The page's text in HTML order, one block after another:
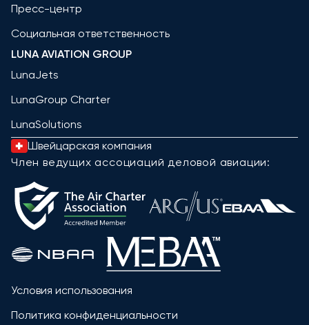
Пресс-центр
Социальная ответственность
LUNA AVIATION GROUP
LunaJets
LunaGroup Charter
LunaSolutions
Швейцарская компания
Член ведущих ассоциаций деловой авиации:
Условия использования
Политика конфиденциальности